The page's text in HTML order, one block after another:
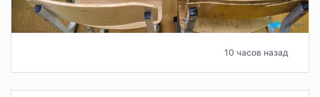
10 часов назад